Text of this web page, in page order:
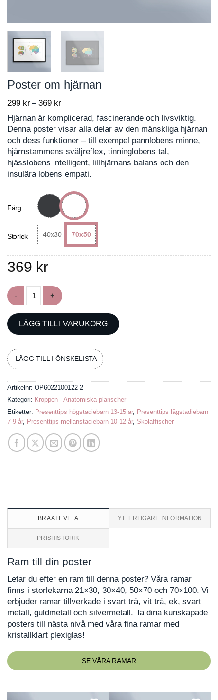
Poster om hjärnan
299 kr – 369 krPrice
range:
299 kr
through
369 kr
Hjärnan är komplicerad, fascinerande och livsviktig.
Denna poster visar alla delar av den mänskliga hjärnan
och dess funktioner – till exempel pannlobens minne,
hjärnstammens sväljreflex, tinninglobens tal,
hjässlobens intelligent, lillhjärnans balans och den
insulära lobens empati.
Färg
Storlek 40x30 70x50
369 kr
LÄGG TILL I VARUKORG
LÄGG TILL I ÖNSKELISTA
Artikelnr: OP6022100122-2
Kategori: Kroppen - Anatomiska planscher
Etiketter: Presenttips högstadiebarn 13-15 år, Presenttips lågstadiebarn
7-9 år, Presenttips mellanstadiebarn 10-12 år, Skolaffischer
BRA ATT VETA YTTERLIGARE INFORMATION
PRISHISTORIK
Ram till din poster
Letar du efter en ram till denna poster? Våra ramar
finns i storlekarna 21×30, 30×40, 50×70 och 70×100. Vi
erbjuder ramar tillverkade i svart trä, vit trä, ek, svart
metall, guldmetall och silvermetall. Ta dina kunskapade
posters till nästa nivå med våra fina ramar med
kristallklart plexiglas!
SE VÅRA RAMAR